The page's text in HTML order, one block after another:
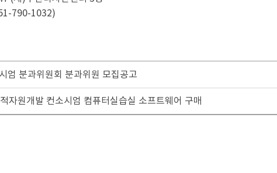
790-1032)
엄 분과위원회 분과위원 모집공고
자원개발 컨소시엄 컴퓨터실습실 소프트웨어 구매